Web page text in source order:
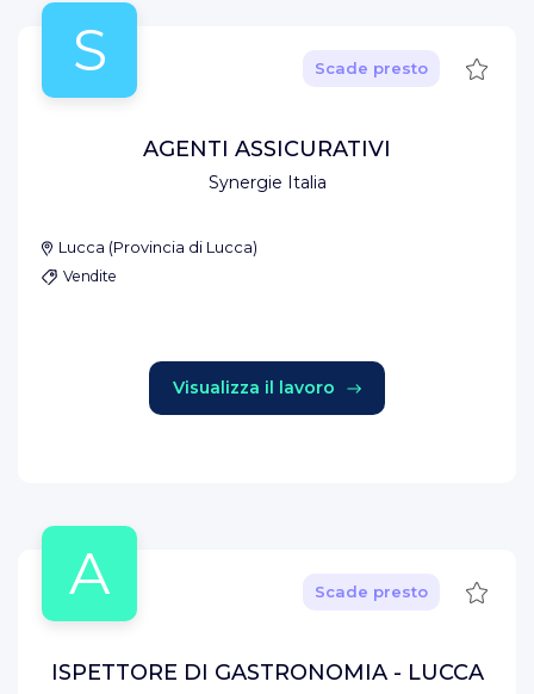
S
Synergie Italia
Scade presto Salva
AGENTI ASSICURATIVI
Lucca (Provincia di Lucca)
Vendite
Visualizza il lavoro
A Scade presto Salva
ISPETTORE DI GASTRONOMIA - LUCCA